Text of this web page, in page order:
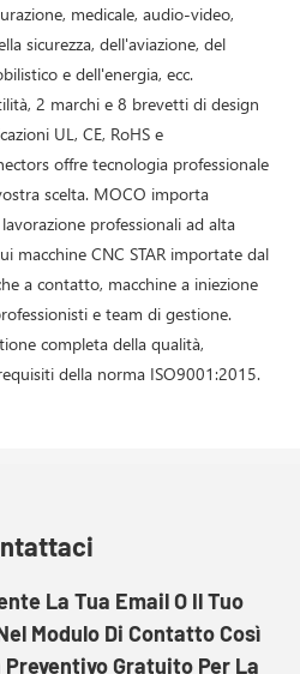
medicale, audio-video,
sicurezza, dell'aviazione, del
e dell'energia, ecc.
2 marchi e 8 brevetti di design
UL, CE, RoHS e
offre tecnologia professionale
scelta. MOCO importa
professionali ad alta
macchine CNC STAR importate dal
a contatto, macchine a iniezione
e team di gestione.
completa della qualità,
della norma ISO9001:2015.
La Tua Email O Il Tuo
Modulo Di Contatto Così
Gratuito Per La